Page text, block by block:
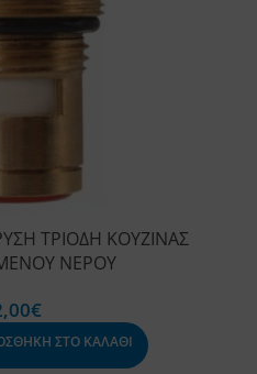
ΤΡΙΟΔΗ ΚΟΥΖΙΝΑΣ
ΝΕΡΟΥ
€
ΣΤΟ ΚΑΛΑΘΙ